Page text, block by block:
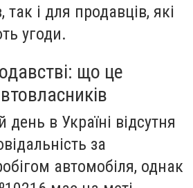
і для продавців, які
угоди.
що це
день в Україні відсутня
за
автомобіля, однак